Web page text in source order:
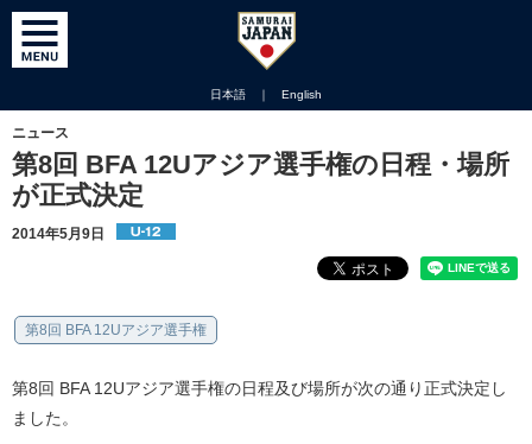
日本語 ｜ English
ニュース
第8回 BFA 12Uアジア選手権の日程・場所
が正式決定
2014年5月9日
第8回 BFA 12Uアジア選手権
第8回 BFA 12Uアジア選手権の日程及び場所が次の通り正式決定し
ました。